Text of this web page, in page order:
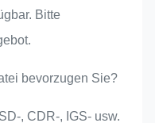
Bitte
bevorzugen Sie?
, CDR-, IGS- usw.